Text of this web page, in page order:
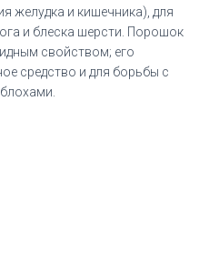
желудка и кишечника), для
и блеска шерсти. Порошок
свойством; его
средство и для борьбы с